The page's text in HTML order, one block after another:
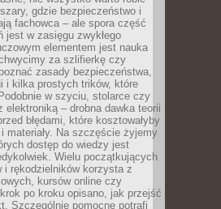
gdzie bezpieczeństwo i
fachowca – ale spora część
jest w zasięgu zwykłego
elementem jest nauka
za szlifierkę czy
zasady bezpieczeństwa,
i kilka prostych trików, które
w szyciu, stolarce czy
elektroniką – drobna dawka teorii
błędami, które kosztowałyby
materiały. Na szczęście żyjemy
dostęp do wiedzy jest
Wielu początkujących
i rękodzielników korzysta z
kursów online czy
po kroku opisano, jak przejść
Szczególnie pomocne potrafi